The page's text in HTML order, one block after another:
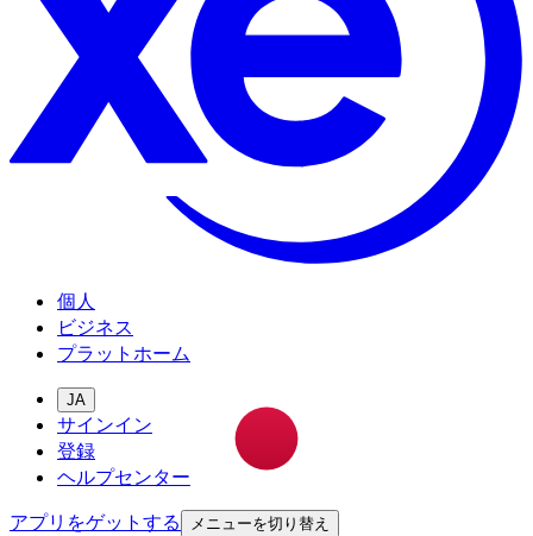
個人
ビジネス
プラットホーム
JA
サインイン
登録
ヘルプセンター
アプリをゲットする
メニューを切り替え